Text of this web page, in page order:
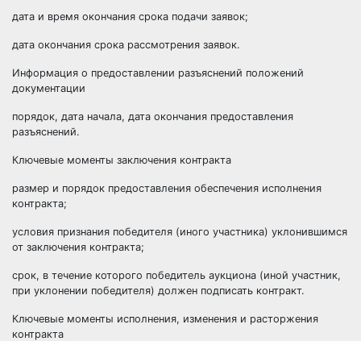
дата и время окончания срока подачи заявок;
дата окончания срока рассмотрения заявок.
Информация о предоставлении разъяснений положений
документации
порядок, дата начала, дата окончания предоставления
разъяснений.
Ключевые моменты заключения контракта
размер и порядок предоставления обеспечения исполнения
контракта;
условия признания победителя (иного участника) уклонившимся
от заключения контракта;
срок, в течение которого победитель аукциона (иной участник,
при уклонении победителя) должен подписать контракт.
Ключевые моменты исполнения, изменения и расторжения
контракта